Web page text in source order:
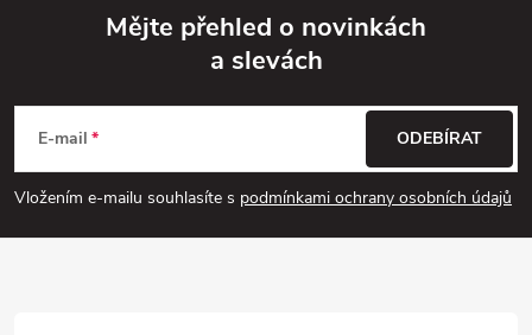
p
Mějte přehled o novinkách
a slevách
E-mail
Vložením e-mailu souhlasíte s podmínkami ochrany osobních údajů
ODEBÍRAT